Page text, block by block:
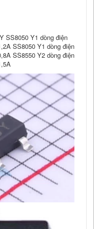
SS8050 Y1 dòng điện
SS8050 Y1 dòng điện
SS8550 Y2 dòng điện